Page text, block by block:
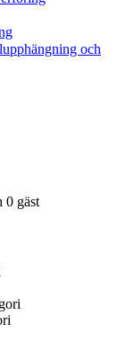
och
0 gäst